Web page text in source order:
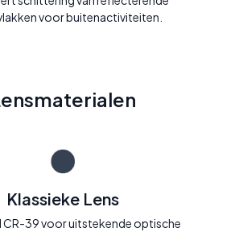
voor buitenactiviteiten.
Klassieke Lens
CR-39 voor uitstekende optische